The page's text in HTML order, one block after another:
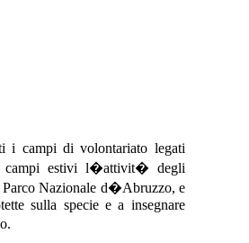
i campi di volontariato legati
campi estivi l�attivit� degli
Parco Nazionale d�Abruzzo, e
sulla specie e a insegnare